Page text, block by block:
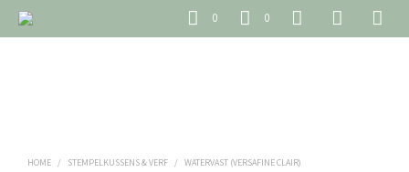
0 0
HOME / STEMPELKUSSENS & VERF / WATERVAST (VERSAFINE CLAIR)